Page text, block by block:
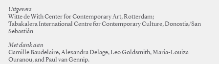
Uitgevers
Witte de With Center for Contemporary Art, Rotterdam;
Tabakalera International Centre for Contemporary Culture, Donostia/San
Sebastián
Met dank aan
Camille Baudelaire, Alexandra Delage, Leo Goldsmith, Maria-Louiza
Ouranou, and Paul van Gennip.